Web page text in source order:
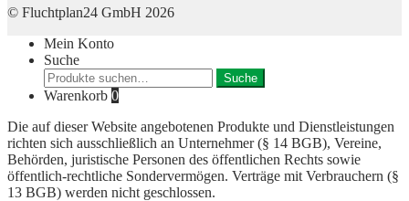
© Fluchtplan24 GmbH 2026
Mein Konto
Suche
Suche
nach:
Suche
Warenkorb 0
Die auf dieser Website angebotenen Produkte und Dienstleistungen
richten sich ausschließlich an Unternehmer (§ 14 BGB), Vereine,
Behörden, juristische Personen des öffentlichen Rechts sowie
öffentlich-rechtliche Sondervermögen. Verträge mit Verbrauchern (§
13 BGB) werden nicht geschlossen.